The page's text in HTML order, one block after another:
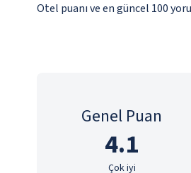
Otel puanı ve en güncel 100
Genel Puan
4.1
Çok iyi